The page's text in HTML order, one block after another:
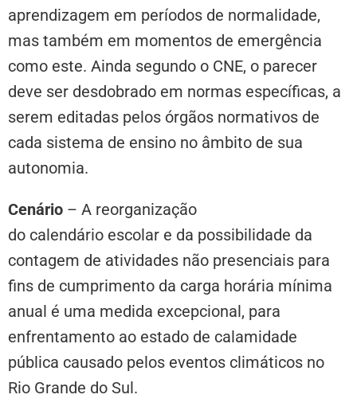
aprendizagem em períodos de normalidade,
mas também em momentos de emergência
como este. Ainda segundo o CNE, o parecer
deve ser desdobrado em normas específicas, a
serem editadas pelos órgãos normativos de
cada sistema de ensino no âmbito de sua
autonomia.
Cenário – A reorganização
do calendário escolar e da possibilidade da
contagem de atividades não presenciais para
fins de cumprimento da carga horária mínima
anual é uma medida excepcional, para
enfrentamento ao estado de calamidade
pública causado pelos eventos climáticos no
Rio Grande do Sul.